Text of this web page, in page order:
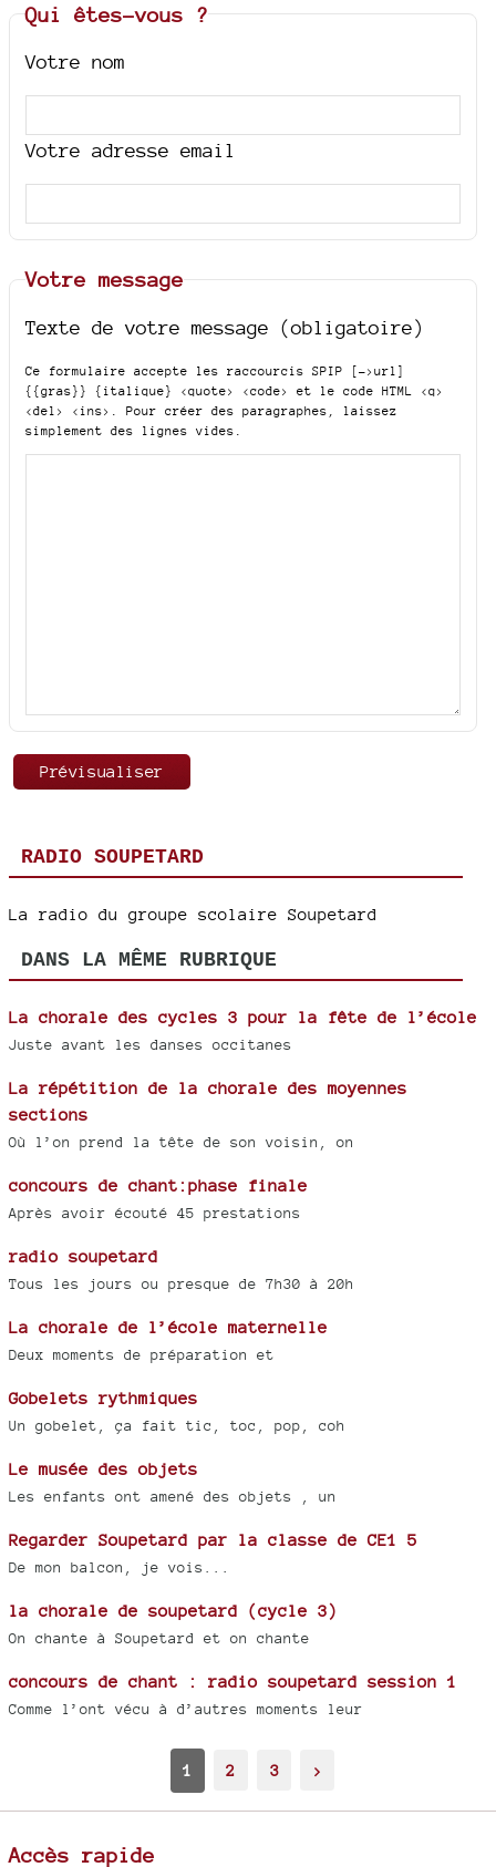
Qui êtes-vous ?
Votre nom
Votre adresse email
Votre message
Texte de votre message (obligatoire)
Ce formulaire accepte les raccourcis SPIP
[->url]
{{gras}} {italique} <quote> <code>
et le code HTML <q>
<del> <ins>
. Pour créer des paragraphes, laissez
simplement des lignes vides.
RADIO SOUPETARD
La radio du groupe scolaire Soupetard
DANS LA MÊME RUBRIQUE
La chorale des cycles 3 pour la fête de l’école
Juste avant les danses occitanes
La répétition de la chorale des moyennes
sections
Où l’on prend la tête de son voisin, on
concours de chant:phase finale
Après avoir écouté 45 prestations
radio soupetard
Tous les jours ou presque de 7h30 à 20h
La chorale de l’école maternelle
Deux moments de préparation et
Gobelets rythmiques
Un gobelet, ça fait tic, toc, pop, coh
Le musée des objets
Les enfants ont amené des objets , un
Regarder Soupetard par la classe de CE1 5
De mon balcon, je vois...
la chorale de soupetard (cycle 3)
On chante à Soupetard et on chante
concours de chant : radio soupetard session 1
Comme l’ont vécu à d’autres moments leur
1 2 3 >
Accès rapide